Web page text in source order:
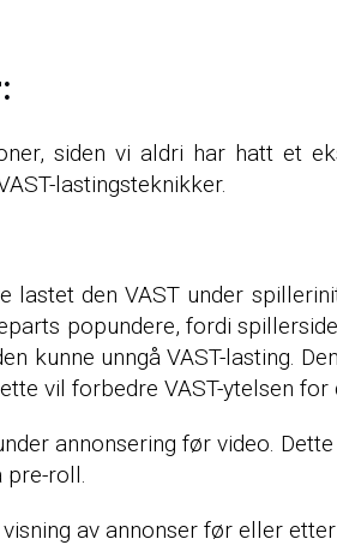
siden vi aldri har hatt et
lastingsteknikker.
den VAST under
popundere, fordi
kunne unngå VAST-lasting.
vil forbedre VAST-ytelsen for
annonsering før video.
pre-roll.
av annonser før eller